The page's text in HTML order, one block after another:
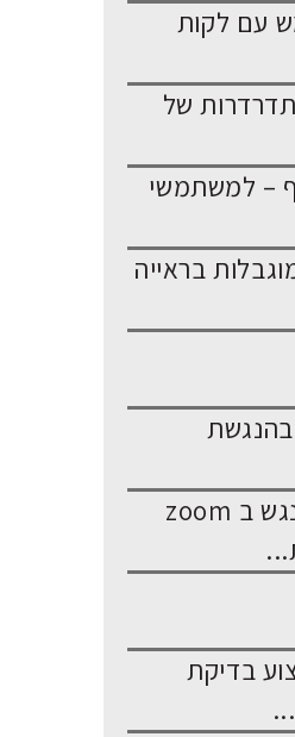
עם לקות
של
– למשתמשי
בראייה
בהנגשת
ניהול והובלת מפגש מונגש ב zoom
בדיקת